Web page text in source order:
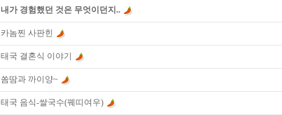
내가 경험했던 것은 무엇이던지..
카놈찐 사판힌
태국 결혼식 이야기
쏨땀과 까이양~
태국 음식-쌀국수(꿰띠여우)